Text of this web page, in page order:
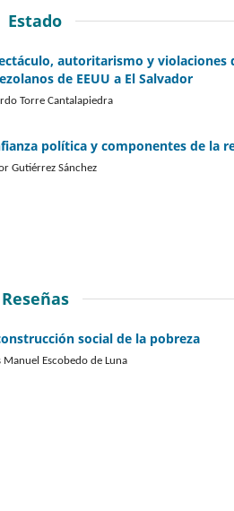
Estado
autoritarismo y violaciones
de EEUU a El Salvador
Torre Cantalapiedra
política y componentes de la
Gutiérrez Sánchez
Reseñas
social de la pobreza
Manuel Escobedo de Luna